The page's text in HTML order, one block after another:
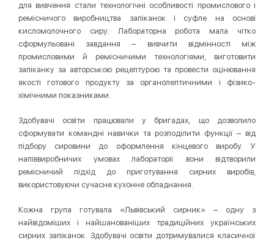
для вивчення стали технологічні особливості промислового і
ремісничого виробництва запіканок і суфле на основі
кисломолочного сиру. Лабораторна робота мала чітко
сформульовані завдання – вивчити відмінності між
промисловими й ремісничими технологіями, виготовити
запіканку за авторською рецептурою та провести оцінювання
якості готового продукту за органолептичними і фізико-
хімічними показниками.
Здобувачі освіти працювали у бригадах, що дозволило
сформувати командні навички та розподілити функції – від
підбору сировини до оформлення кінцевого виробу. У
напіввиробничих умовах лабораторії вони відтворили
ремісничий підхід до приготування сирних виробів,
використовуючи сучасне кухонне обладнання.
Кожна група готувала «Львівський сирник» – одну з
найвідоміших і найшанованіших традиційних українських
сирних запіканок. Здобувачі освіти дотримувалися класичної